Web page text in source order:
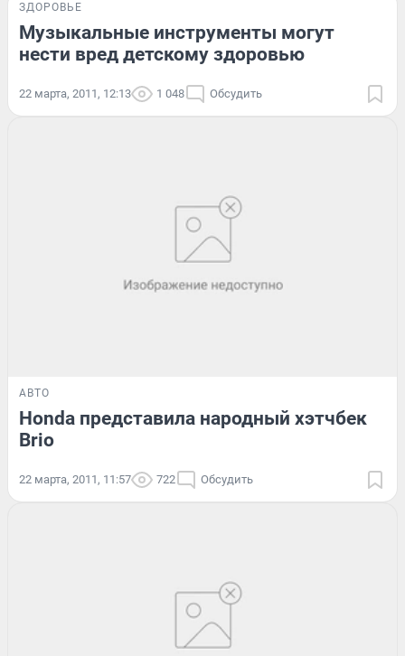
ЗДОРОВЬЕ
Музыкальные инструменты могут
нести вред детскому здоровью
22 марта, 2011, 12:13 1 048 Обсудить
АВТО
Honda представила народный хэтчбек
Brio
22 марта, 2011, 11:57 722 Обсудить